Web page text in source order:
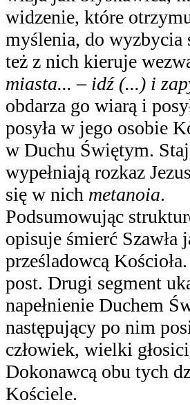
widzenie, które
myślenia, do wyzbycia
też z nich kieruje
miasta... – idź (...) i
obdarza go wiarą i
posyła w jego osobie
w Duchu Świętym.
wypełniają rozkaz
się w nich metanoia.
Podsumowując
opisuje śmierć Szawła
prześladowcą
post. Drugi segment
napełnienie Duchem
następujący po nim
człowiek, wielki
Dokonawcą obu tych
Kościele.